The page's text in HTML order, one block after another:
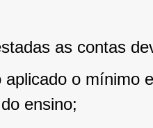
as contas
aplicado o mínimo
ensino;